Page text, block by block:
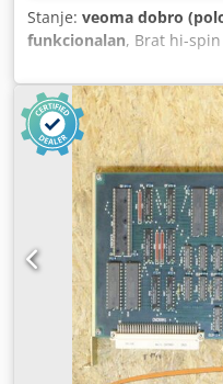
Stanje: veoma dobro
funkcionalan, Brat hi-
Spin Tip: BR1-103 -
zakovica) φ5 mm ili manje
Rastojanje između stola i
radne površine stola: 310
vremena obrade: 0.3-5
u zavisnosti od uslova
vazduha: Napajanje i
Dwsdpswdwv Refx Aqcja
Dubina 510 k Visina